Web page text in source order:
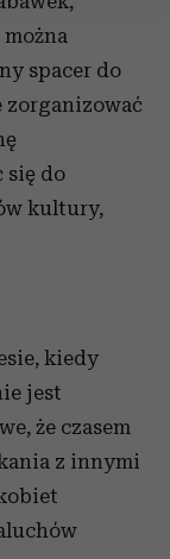
treści
i
o tym, jak
partnerom
innymi danymi
spacer do
zorganizować
się do
kultury,
kiedy
jest
że czasem
z innymi